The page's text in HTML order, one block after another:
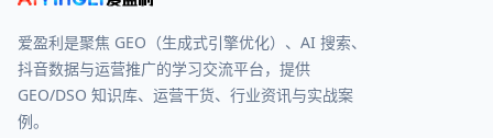
爱盈利是聚焦 GEO（生成式引擎优化）、AI 搜索、
抖音数据与运营推广的学习交流平台，提供
GEO/DSO 知识库、运营干货、行业资讯与实战案
例。